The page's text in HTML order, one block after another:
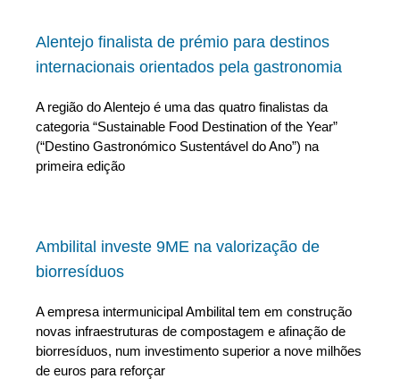
Alentejo finalista de prémio para destinos
internacionais orientados pela gastronomia
A região do Alentejo é uma das quatro finalistas da
categoria “Sustainable Food Destination of the Year”
(“Destino Gastronómico Sustentável do Ano”) na
primeira edição
Ambilital investe 9ME na valorização de
biorresíduos
A empresa intermunicipal Ambilital tem em construção
novas infraestruturas de compostagem e afinação de
biorresíduos, num investimento superior a nove milhões
de euros para reforçar